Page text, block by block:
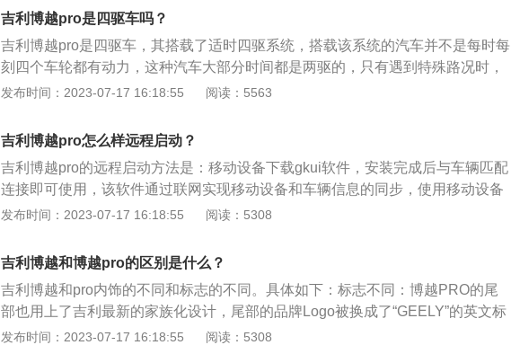
是很好，没把排气管藏好影响了外观美。内饰设计灵感源于杭州的断桥，原创度
高，呈现年轻与时尚，采用软质材料，高级感很强。5、性价比高，配置丰富：
博越丰富配置的确诱惑了不少人，在这样的配置下，性价比还是很高。除此之
进行了重新设计，使其更美观、更舒适，并降低了底盘传递到车内的噪音；同时
底盘采用了轻量化设计，前后车重减轻25%;减振器阀系更改为SN全位移阀系，
减振器能更好地应对高频响应，减震器重新调校，即使在快速变道或急速过弯
时，也不会存在过大的摆动。在路况较差的情况下，也不会出现晃动和颠簸的现
象，驾乘体验舒适稳定。
吉利博越pro是四驱车吗？
吉利博越pro是四驱车，其搭载了适时四驱系统，搭载该系统的汽车并不是每时每
刻四个车轮都有动力，这种汽车大部分时间都是两驱的，只有遇到特殊路况时，
才是四轮驱动的。博越pro是吉利旗下的一款紧凑型suv，使用了一款1.5升涡轮增
越pro的长宽高分别为4544mm、1831mm、1713mm，轴距为2670mm。
发布时间：2023-07-17 16:18:55 阅读：5563
吉利博越pro怎么样远程启动？
吉利博越pro的远程启动方法是：移动设备下载gkui软件，安装完成后与车辆匹配
连接即可使用，该软件通过联网实现移动设备和车辆信息的同步，使用移动设备
即可远程启动车辆。以2021款吉利博越pro为例，其车身结构是5门5座suv，前悬
m、宽1831mm、高1694mm，轴距为2670mm，油箱容积为58l，车身重量为161
5kg。
发布时间：2023-07-17 16:18:55 阅读：5308
吉利博越和博越pro的区别是什么？
吉利博越和pro内饰的不同和标志的不同。具体如下：标志不同：博越PRO的尾
部也用上了吉利最新的家族化设计，尾部的品牌Logo被换成了“GEELY”的英文标
识，同时在尾部上方装上了一个硕大的尾翼，尾部的运动感一下子就得到了增
发布时间：2023-07-17 16:18:55 阅读：5308